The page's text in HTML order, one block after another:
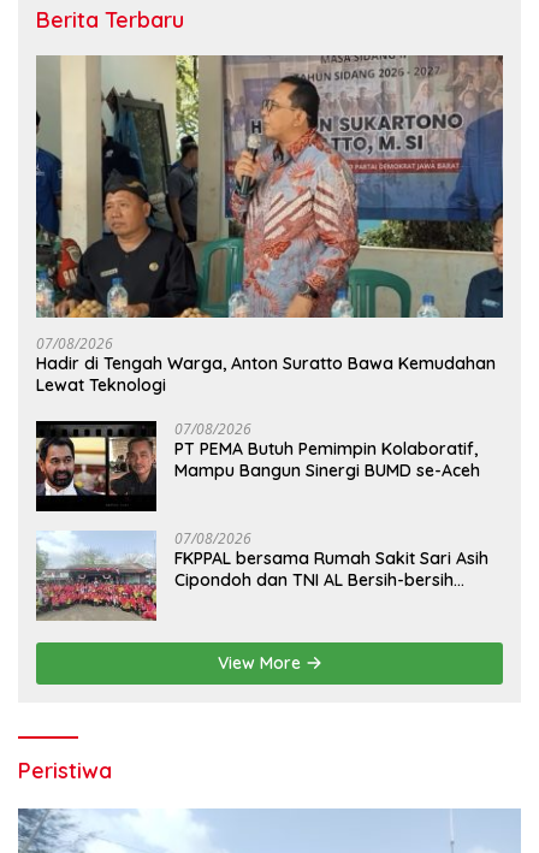
Berita Terbaru
07/08/2026
Hadir di Tengah Warga, Anton Suratto Bawa Kemudahan
Lewat Teknologi
07/08/2026
PT PEMA Butuh Pemimpin Kolaboratif,
Mampu Bangun Sinergi BUMD se-Aceh
07/08/2026
FKPPAL bersama Rumah Sakit Sari Asih
Cipondoh dan TNI AL Bersih-bersih
View More
Peristiwa